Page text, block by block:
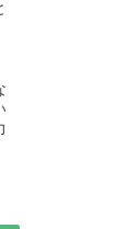
会社は配